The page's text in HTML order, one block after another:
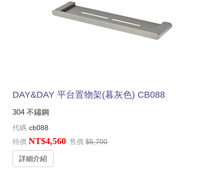
DAY&DAY 平台置物架(暮灰色) CB088
304 不鏽鋼
代碼 cb088
特價 NT$4,560 售價 $5,700
詳細介紹